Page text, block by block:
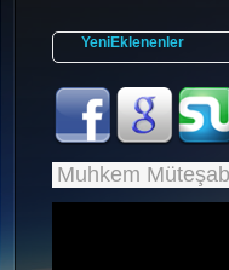
YeniEklenenler
Muhkem